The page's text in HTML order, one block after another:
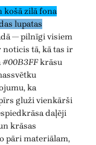
košā zilā fona
lupatas
— pilnīgi visiem
noticis tā, kā tas ir
#00B3FFkrāsu
ka
gluži vienkārši
daļēji
krāsas
pāri materiālam,